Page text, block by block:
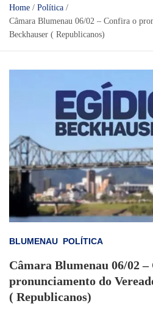
Home
Política
Câmara Blumenau 06/02 – Confira o
Beckhauser ( Republicanos)
BLUMENAU POLÍTICA
Câmara Blumenau 06/02
pronunciamento do
( Republicanos)